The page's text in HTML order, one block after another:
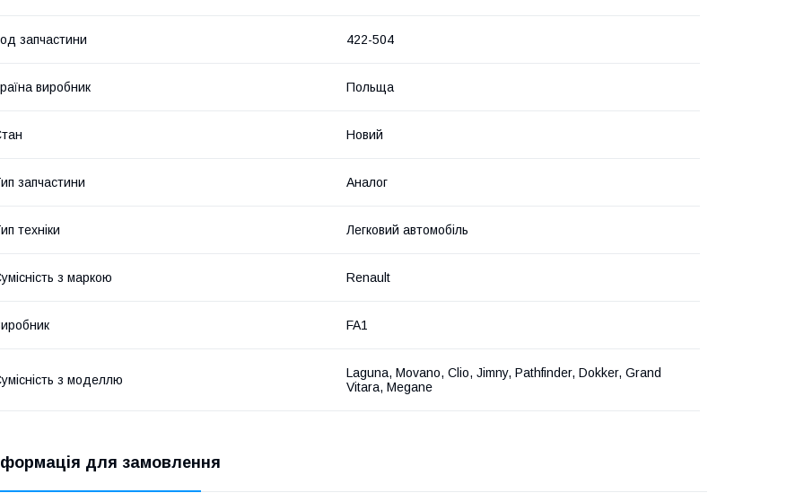
запчастини 422-504
виробник Польща
Новий
запчастини Аналог
техніки Легковий автомобіль
з маркою Renault
FA1
з моделлю
Laguna, Movano, Clio, Jimny, Pathfinder, Dokker, Grand
Vitara, Megane
для замовлення